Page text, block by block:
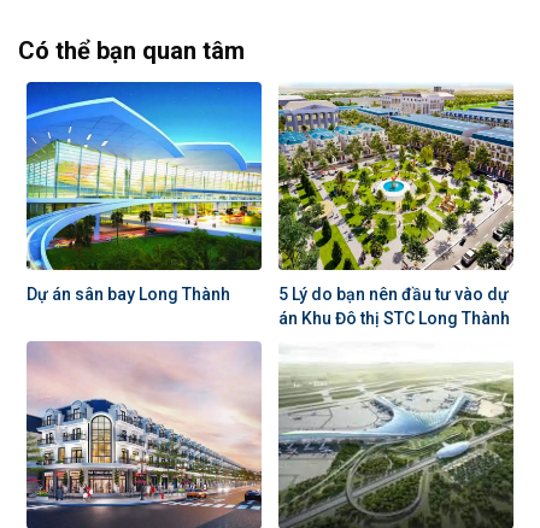
Có thể bạn quan tâm
Dự án sân bay Long Thành
5 Lý do bạn nên đầu tư vào dự
án Khu Đô thị STC Long Thành